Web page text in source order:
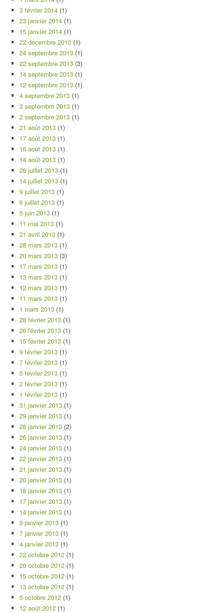
3 février 2014 (1)
23 janvier 2014 (1)
15 janvier 2014 (1)
22 décembre 2013 (1)
24 septembre 2013 (1)
22 septembre 2013 (3)
14 septembre 2013 (1)
12 septembre 2013 (1)
4 septembre 2013 (1)
3 septembre 2013 (1)
2 septembre 2013 (1)
21 août 2013 (1)
17 août 2013 (1)
16 août 2013 (1)
14 août 2013 (1)
26 juillet 2013 (1)
14 juillet 2013 (1)
9 juillet 2013 (1)
6 juillet 2013 (1)
5 juin 2013 (1)
11 mai 2013 (1)
21 avril 2013 (1)
28 mars 2013 (1)
20 mars 2013 (3)
17 mars 2013 (1)
13 mars 2013 (1)
12 mars 2013 (1)
11 mars 2013 (1)
1 mars 2013 (1)
28 février 2013 (1)
26 février 2013 (1)
15 février 2013 (1)
9 février 2013 (1)
7 février 2013 (1)
5 février 2013 (1)
2 février 2013 (1)
1 février 2013 (1)
31 janvier 2013 (1)
29 janvier 2013 (1)
28 janvier 2013 (2)
26 janvier 2013 (1)
24 janvier 2013 (1)
22 janvier 2013 (1)
21 janvier 2013 (1)
20 janvier 2013 (1)
18 janvier 2013 (1)
17 janvier 2013 (1)
14 janvier 2013 (1)
9 janvier 2013 (1)
7 janvier 2013 (1)
4 janvier 2013 (1)
22 octobre 2012 (1)
20 octobre 2012 (1)
15 octobre 2012 (1)
13 octobre 2012 (1)
5 octobre 2012 (1)
12 août 2012 (1)